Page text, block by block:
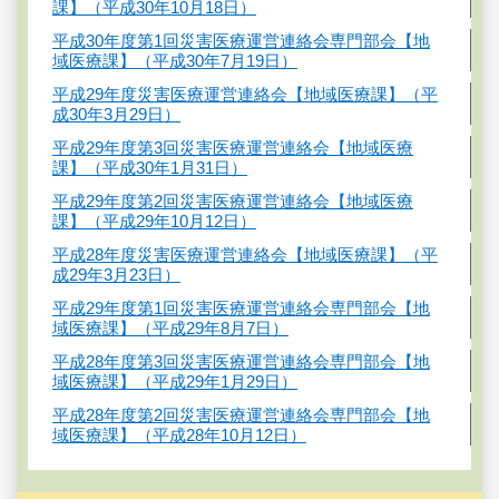
課】（平成30年10月18日）
平成30年度第1回災害医療運営連絡会専門部会【地
域医療課】（平成30年7月19日）
平成29年度災害医療運営連絡会【地域医療課】（平
成30年3月29日）
平成29年度第3回災害医療運営連絡会【地域医療
課】（平成30年1月31日）
平成29年度第2回災害医療運営連絡会【地域医療
課】（平成29年10月12日）
平成28年度災害医療運営連絡会【地域医療課】（平
成29年3月23日）
平成29年度第1回災害医療運営連絡会専門部会【地
域医療課】（平成29年8月7日）
平成28年度第3回災害医療運営連絡会専門部会【地
域医療課】（平成29年1月29日）
平成28年度第2回災害医療運営連絡会専門部会【地
域医療課】（平成28年10月12日）